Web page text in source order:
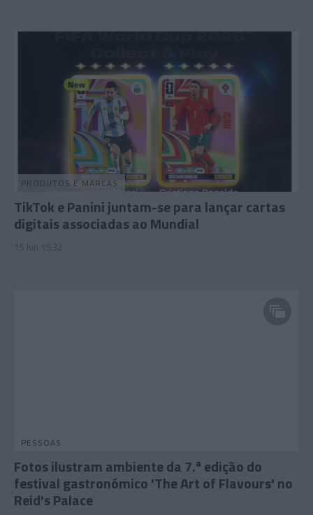
PRODUTOS E MARCAS
TikTok e Panini juntam-se para lançar cartas
digitais associadas ao Mundial
15 Jun 15:32
PESSOAS
Fotos ilustram ambiente da 7.ª edição do
festival gastronómico 'The Art of Flavours' no
Reid's Palace